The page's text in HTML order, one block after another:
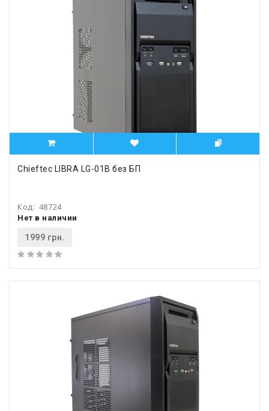
Chieftec LIBRA LG-01B без БП
Код: 48724
Нет в наличии
1999 грн.